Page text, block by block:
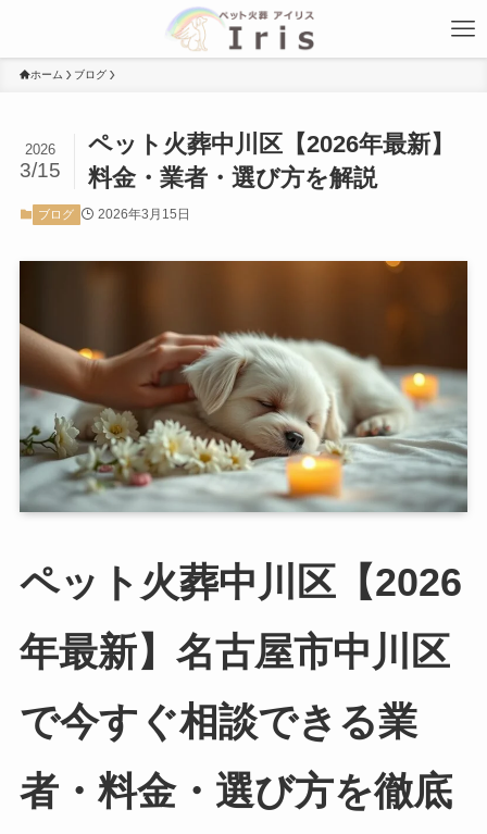
ホーム ブログ
ペット火葬中川区【2026年最新】
料金・業者・選び方を解説
2026
3/15
ブログ 2026年3月15日
ペット火葬中川区【2026
年最新】名古屋市中川区
で今すぐ相談できる業
者・料金・選び方を徹底